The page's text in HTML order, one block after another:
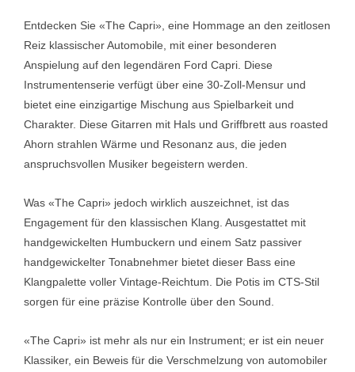
Entdecken Sie «The Capri», eine Hommage an den zeitlosen
Reiz klassischer Automobile, mit einer besonderen
Anspielung auf den legendären Ford Capri. Diese
Instrumentenserie verfügt über eine 30-Zoll-Mensur und
bietet eine einzigartige Mischung aus Spielbarkeit und
Charakter. Diese Gitarren mit Hals und Griffbrett aus roasted
Ahorn strahlen Wärme und Resonanz aus, die jeden
anspruchsvollen Musiker begeistern werden.
Was «The Capri» jedoch wirklich auszeichnet, ist das
Engagement für den klassischen Klang. Ausgestattet mit
handgewickelten Humbuckern und einem Satz passiver
handgewickelter Tonabnehmer bietet dieser Bass eine
Klangpalette voller Vintage-Reichtum. Die Potis im CTS-Stil
sorgen für eine präzise Kontrolle über den Sound.
«The Capri» ist mehr als nur ein Instrument; er ist ein neuer
Klassiker, ein Beweis für die Verschmelzung von automobiler